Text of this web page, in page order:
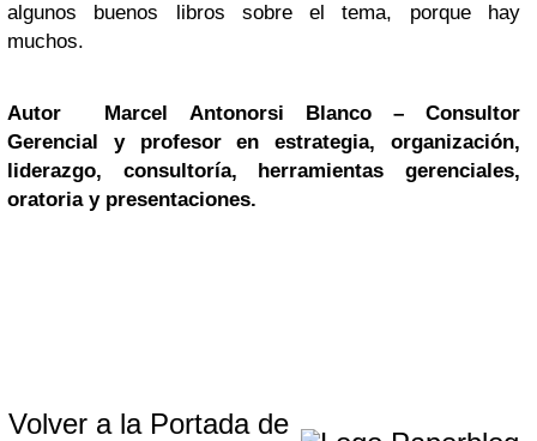
algunos buenos libros sobre el tema, porque hay
muchos.
Autor Marcel Antonorsi Blanco – Consultor
Gerencial y profesor en estrategia, organización,
liderazgo, consultoría, herramientas gerenciales,
oratoria y presentaciones.
Volver a la Portada de